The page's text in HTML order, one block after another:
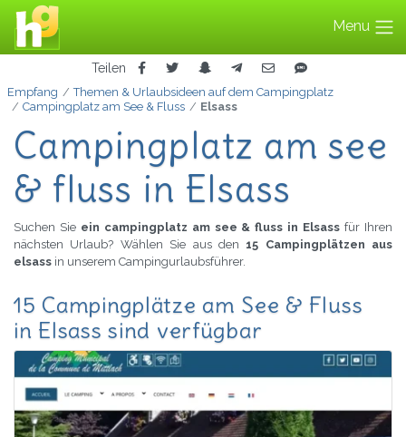
Menu
Teilen
Empfang
Themen & Urlaubsideen auf dem Campingplatz
Campingplatz am See & Fluss
Elsass
Campingplatz am see
& fluss in Elsass
Suchen Sie ein campingplatz am see & fluss in Elsassfür Ihren
nächsten Urlaub? Wählen Sie aus den 15 Campingplätzen aus
elsass in unserem Campingurlaubsführer.
15 Campingplätze am See & Fluss
in Elsass sind verfügbar